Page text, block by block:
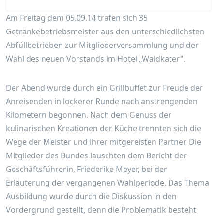
Am Freitag dem 05.09.14 trafen sich 35
Getränkebetriebsmeister aus den unterschiedlichsten
Abfüllbetrieben zur Mitgliederversammlung und der
Wahl des neuen Vorstands im Hotel „Waldkater".
Der Abend wurde durch ein Grillbuffet zur Freude der
Anreisenden in lockerer Runde nach anstrengenden
Kilometern begonnen. Nach dem Genuss der
kulinarischen Kreationen der Küche trennten sich die
Wege der Meister und ihrer mitgereisten Partner. Die
Mitglieder des Bundes lauschten dem Bericht der
Geschäftsführerin, Friederike Meyer, bei der
Erläuterung der vergangenen Wahlperiode. Das Thema
Ausbildung wurde durch die Diskussion in den
Vordergrund gestellt, denn die Problematik besteht